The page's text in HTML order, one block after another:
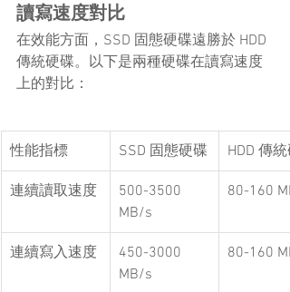
讀寫速度對比
在效能方面，SSD 固態硬碟遠勝於 HDD
傳統硬碟。以下是兩種硬碟在讀寫速度
上的對比：
性能指標 SSD 固態硬碟 HDD 傳統
連續讀取速度
500-3500
MB/s
80-160
連續寫入速度
450-3000
MB/s
80-160